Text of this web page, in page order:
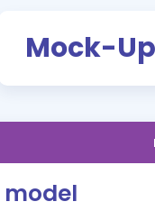
Mock-Up
model